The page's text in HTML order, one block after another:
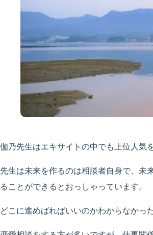
伽乃先生はエキサイトの中でも上位人気
先生は未来を作るのは相談者自身で、未
ることができるとおっしゃっています。
どこに進めばればいいのかわからなかっ